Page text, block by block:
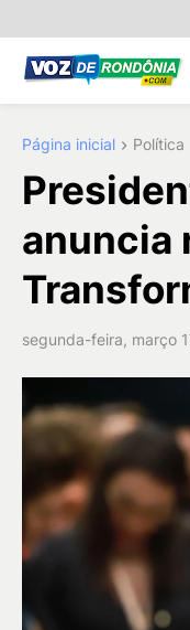
Página inicial Política
anuncia
segunda-feira, março